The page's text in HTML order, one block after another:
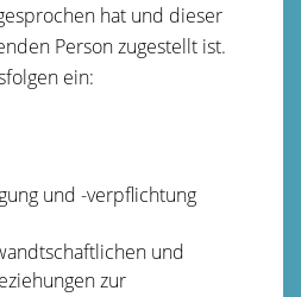
hat und dieser
Person zugestellt ist.
ein:
und -verpflichtung
und
zur